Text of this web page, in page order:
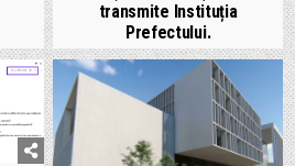
transmite Instituția
Prefectului.